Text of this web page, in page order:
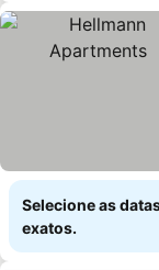
Selecione as
exatos.